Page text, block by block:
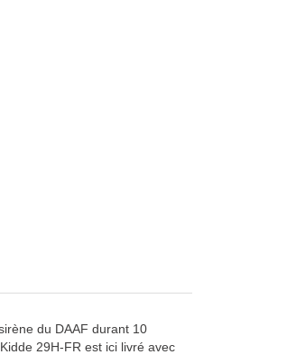
du DAAF durant 10
29H-FR est ici livré avec